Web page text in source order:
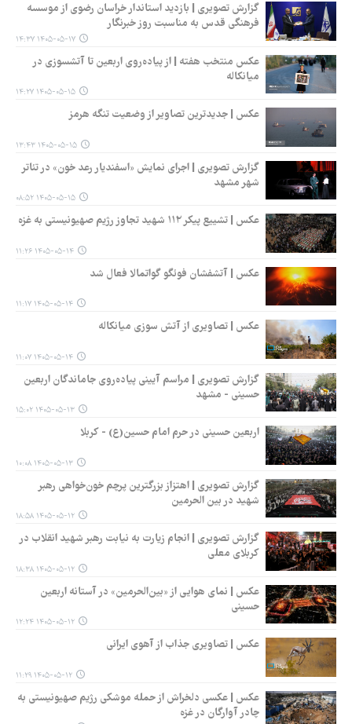
گزارش تصویری | بازدید استاندار خراسان رضوی از موسسه
فرهنگی قدس به مناسبت روز خبرنگار
۱۴۰۵-۰۵-۱۷ ۱۴:۳۷
عکس منتخب هفته | از پیاده‌روی اربعین تا آتشسوزی در
میانکاله
۱۴۰۵-۰۵-۱۵ ۱۴:۲۷
عکس | جدیدترین تصاویر از وضعیت تنگه هرمز
۱۴۰۵-۰۵-۱۵ ۱۳:۴۳
گزارش تصویری | اجرای نمایش «اسفندیار رعد خون» در تئاتر
شهر مشهد
۱۴۰۵-۰۵-۱۵ ۰۸:۵۲
عکس | تشییع پیکر ۱۱۲ شهید تجاوز رژیم صهیونیستی به غزه
۱۴۰۵-۰۵-۱۴ ۱۱:۲۶
عکس | آتشفشان فوئگو گواتمالا فعال شد
۱۴۰۵-۰۵-۱۴ ۱۱:۱۷
عکس | تصاویری از آتش سوزی میانکاله
۱۴۰۵-۰۵-۱۴ ۱۱:۰۷
گزارش تصویری | مراسم آیینی پیاده‌روی جاماندگان اربعین
حسینی - مشهد
۱۴۰۵-۰۵-۱۳ ۱۵:۰۲
اربعین حسینی در حرم امام حسین(ع) - کربلا
۱۴۰۵-۰۵-۱۳ ۱۰:۰۸
گزارش تصویری | اهتزاز بزرگترین پرچم خون‌خواهی رهبر
شهید در بین الحرمین
۱۴۰۵-۰۵-۱۲ ۱۸:۵۸
گزارش تصویری | انجام زیارت به نیابت رهبر شهید انقلاب در
کربلای معلی
۱۴۰۵-۰۵-۱۲ ۱۸:۳۸
عکس | نمای هوایی از «بین‌الحرمین» در آستانه اربعین
حسینی
۱۴۰۵-۰۵-۱۲ ۱۲:۲۴
عکس | تصاویری جذاب از آهوی ایرانی
۱۴۰۵-۰۵-۱۲ ۱۱:۲۹
عکس | عکسی دلخراش از حمله موشکی رژیم صهیونیستی به
چادر آوارگان در غزه